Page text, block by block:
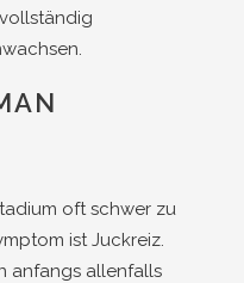
oft schwer zu
ist Juckreiz.
anfangs allenfalls